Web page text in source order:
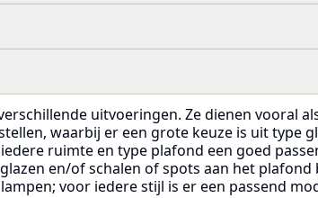
uitvoeringen. Ze dienen vooral
waarbij er een grote keuze is uit type
ruimte en type plafond een goed
en/of schalen of spots aan het
voor iedere stijl is er een passend